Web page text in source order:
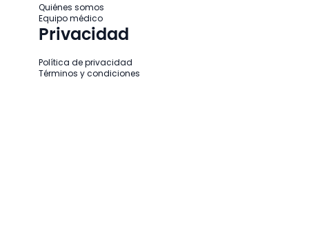
Quiénes somos
Equipo médico
Privacidad
Política de privacidad
Términos y condiciones